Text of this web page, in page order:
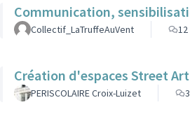
Communication,
Collectif_LaTruffeAuVent 12
Création d'espaces Street Art
PERISCOLAIRE Croix-Luizet 3